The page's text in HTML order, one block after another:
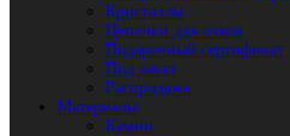
Кристаллы
Цепочки для очков
Подарочный сертификат
Под заказ
Распродажа
Материалы
Камни